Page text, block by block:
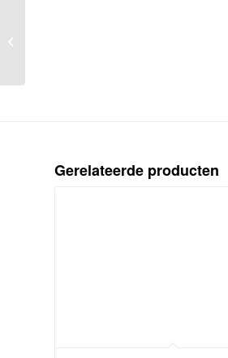
Gerelateerde producten